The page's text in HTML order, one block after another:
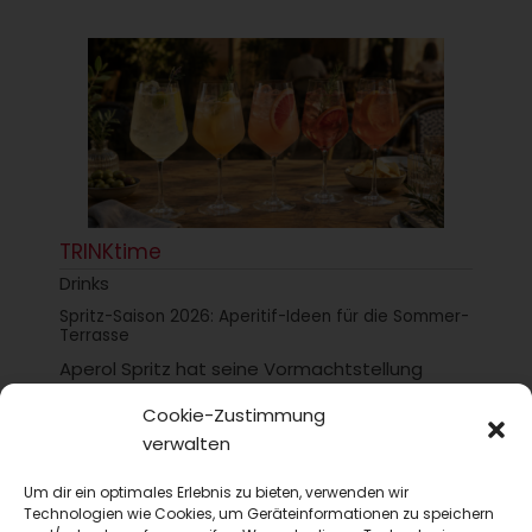
Cookie-Zustimmung
verwalten
Um dir ein optimales Erlebnis zu bieten, verwenden wir
Technologien wie Cookies, um Geräteinformationen zu speichern
TRINKtime
Drinks
Spritz-Saison 2026: Aperitif-Ideen für die Sommer-
Terrasse
Aperol Spritz hat seine Vormachtstellung
Abwechslung? Wir stellen hier ein paar
Optionen für die diesjährige...